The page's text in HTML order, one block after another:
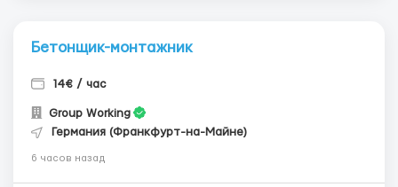
Бетонщик-монтажник
14€ / час
Group Working
Германия (Франкфурт-на-Майне)
6 часов назад